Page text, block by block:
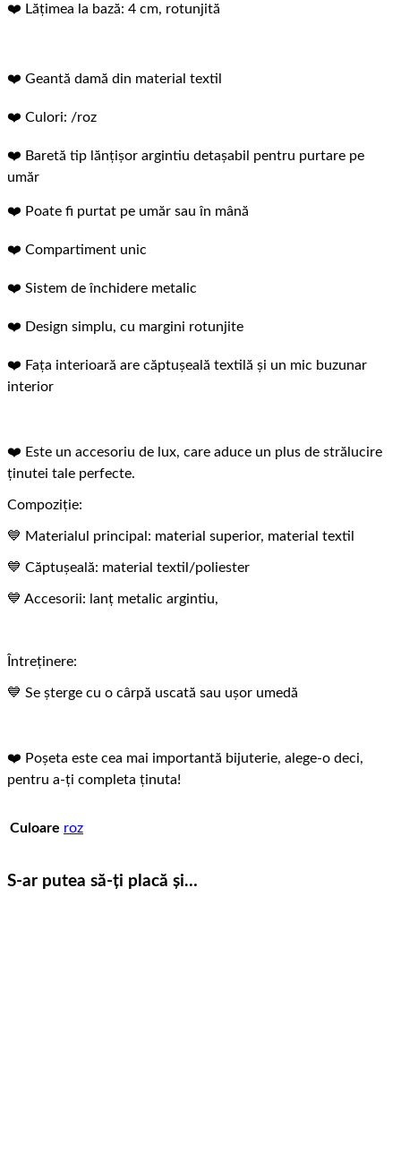
❤️ Lățimea la bază: 4 cm, rotunjită
❤️ Geantă damă din material textil
❤️ Culori: /roz
❤️ Baretă tip lănțișor argintiu detașabil pentru purtare pe
umăr
❤️ Poate fi purtat pe umăr sau în mână
❤️ Compartiment unic
❤️ Sistem de închidere metalic
❤️ Design simplu, cu margini rotunjite
❤️ Fața interioară are căptușeală textilă și un mic buzunar
interior
❤️ Este un accesoriu de lux, care aduce un plus de strălucire
ținutei tale perfecte.
Compoziție:
💙 Materialul principal: material superior, material textil
💙 Căptușeală: material textil/poliester
💙 Accesorii: lanț metalic argintiu,
Întreținere:
💙 Se șterge cu o cârpă uscată sau ușor umedă
❤️ Poșeta este cea mai importantă bijuterie, alege-o deci,
pentru a-ți completa ținuta!
Culoare roz
S-ar putea să-ți placă și…